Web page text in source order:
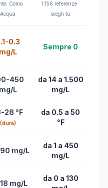
Como
Acqua
1.156 referenze ·
scegli tu
0.3
mg/L
Sempre 0
450
mg/L
da 14 a 1.500
mg/L
28 °F
(dura)
da 0.5 a 50
°F
mg/L
da 1 a 450
mg/L
mg/L
da 0 a 130